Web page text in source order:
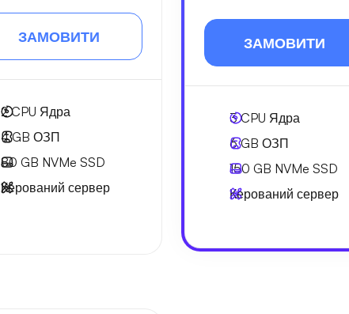
ЗАМОВИТИ
2CPU Ядра
4 GB ОЗП
80 GB NVMe SSD
Керований сервер
ЗАМОВИТИ
3CPU Ядра
6 GB ОЗП
150 GB NVMe SSD
Керований сервер